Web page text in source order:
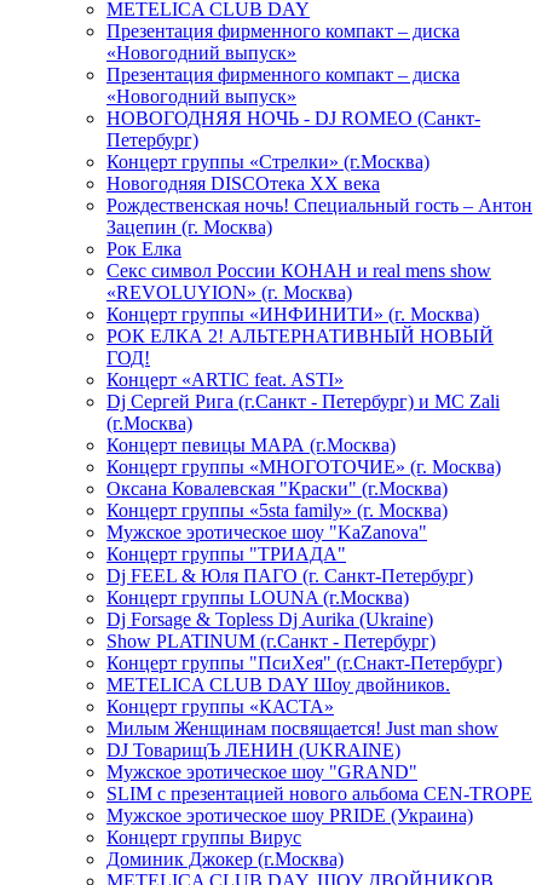
METELICA CLUB DAY
Презентация фирменного компакт – диска
«Новогодний выпуск»
Презентация фирменного компакт – диска
«Новогодний выпуск»
НОВОГОДНЯЯ НОЧЬ - DJ ROMEO (Санкт-
Петербург)
Концерт группы «Стрелки» (г.Москва)
Новогодняя DISCOтека ХХ века
Рождественская ночь! Специальный гость – Антон
Зацепин (г. Москва)
Рок Елка
Секс символ России КОНАН и real mens show
«REVOLUYION» (г. Москва)
Концерт группы «ИНФИНИТИ» (г. Москва)
РОК ЕЛКА 2! АЛЬТЕРНАТИВНЫЙ НОВЫЙ
ГОД!
Концерт «ARTIC feat. ASTI»
Dj Сергей Рига (г.Санкт - Петербург) и MC Zali
(г.Москва)
Концерт певицы МАРА (г.Москва)
Концерт группы «МНОГОТОЧИЕ» (г. Москва)
Оксана Ковалевская "Краски" (г.Москва)
Концерт группы «5sta family» (г. Москва)
Мужское эротическое шоу "KaZanova"
Концерт группы "ТРИАДА"
Dj FEEL & Юля ПАГО (г. Санкт-Петербург)
Концерт группы LOUNA (г.Москва)
Dj Forsage & Topless Dj Aurika (Ukraine)
Show PLATINUM (г.Санкт - Петербург)
Концерт группы "ПсиХея" (г.Снакт-Петербург)
METELICA CLUB DAY Шоу двойников.
Концерт группы «КАСТА»
Милым Женщинам посвящается! Just man show
DJ ТоварищЪ ЛЕНИН (UKRAINE)
Мужское эротическое шоу "GRAND"
SLIM с презентацией нового альбома CEN-TROPE
Мужское эротическое шоу PRIDE (Украина)
Концерт группы Вирус
Доминик Джокер (г.Москва)
METELICA CLUB DAY. ШОУ ДВОЙНИКОВ